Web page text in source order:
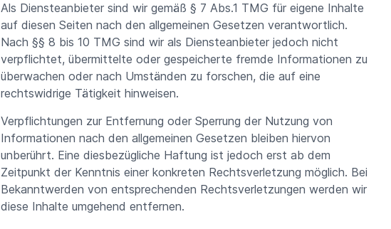
Als Diensteanbieter sind wir gemäß § 7 Abs.1 TMG für eigene Inhalte
auf diesen Seiten nach den allgemeinen Gesetzen verantwortlich.
Nach §§ 8 bis 10 TMG sind wir als Diensteanbieter jedoch nicht
verpflichtet, übermittelte oder gespeicherte fremde Informationen zu
überwachen oder nach Umständen zu forschen, die auf eine
rechtswidrige Tätigkeit hinweisen.
Verpflichtungen zur Entfernung oder Sperrung der Nutzung von
Informationen nach den allgemeinen Gesetzen bleiben hiervon
unberührt. Eine diesbezügliche Haftung ist jedoch erst ab dem
Zeitpunkt der Kenntnis einer konkreten Rechtsverletzung möglich. Bei
Bekanntwerden von entsprechenden Rechtsverletzungen werden wir
diese Inhalte umgehend entfernen.